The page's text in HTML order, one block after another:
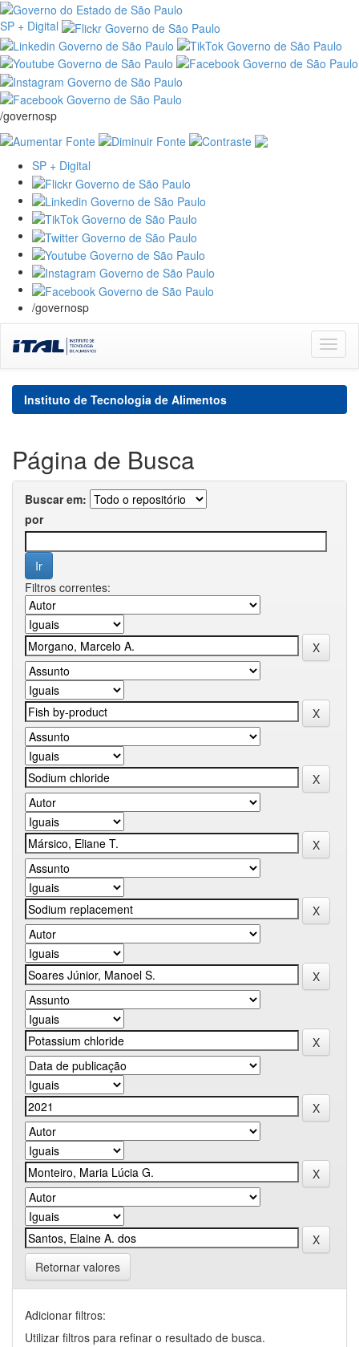
SP + Digital
/governosp
SP + Digital
/governosp
navigation
Instituto de Tecnologia de Alimentos
Página de Busca
Buscar em:
por
Filtros correntes:
Retornar valores
Adicionar filtros:
Utilizar filtros para refinar o resultado de busca.